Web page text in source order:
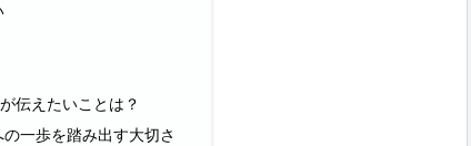
伝えたいことは？
一歩を踏み出す大切さ